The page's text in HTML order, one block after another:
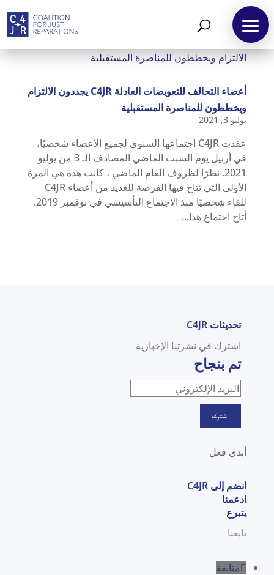
أعضاء التحالف للتعويضات العادلة C4JR يجددون الالتزام
ويخططون للمناصرة المستقبلية
يوليو 3, 2021
عقدت C4JR اجتماعها السنوي لجميع الأعضاء شخصيًا،
في أربيل يوم السبت الماضي المصادف الـ 3 من يوليو
2021. نظرًا لظروف العام الماضي ، كانت هذه هي المرة
الأولى التي تتاح فيها الفرصة للعديد من أعضاء C4JR
للقاء شخصيًا منذ الاجتماع التأسيسي في نوفمبر 2019.
أتاح اجتماع هذا...
تحديثات C4JR
اشترك في نشرتنا الإخبارية
تم بنجاح
اشترك
أبدي فعل
انضم إلى C4JR
ادعمنا
يتبرع
تابعنا
متابعة